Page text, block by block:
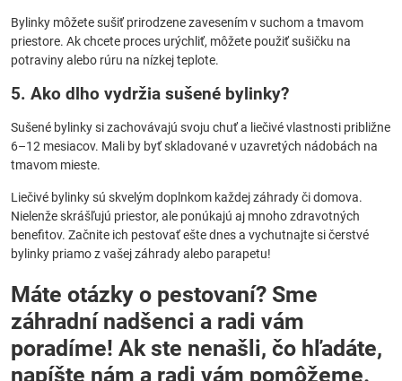
Bylinky môžete sušiť prirodzene zavesením v suchom a tmavom
priestore. Ak chcete proces urýchliť, môžete použiť sušičku na
potraviny alebo rúru na nízkej teplote.
5. Ako dlho vydržia sušené bylinky?
Sušené bylinky si zachovávajú svoju chuť a liečivé vlastnosti približne
6–12 mesiacov. Mali by byť skladované v uzavretých nádobách na
tmavom mieste.
Liečivé bylinky sú skvelým doplnkom každej záhrady či domova.
Nielenže skrášľujú priestor, ale ponúkajú aj mnoho zdravotných
benefitov. Začnite ich pestovať ešte dnes a vychutnajte si čerstvé
bylinky priamo z vašej záhrady alebo parapetu!
Máte otázky o pestovaní? Sme
záhradní nadšenci a radi vám
poradíme! Ak ste nenašli, čo hľadáte,
napíšte nám a radi vám pomôžeme.